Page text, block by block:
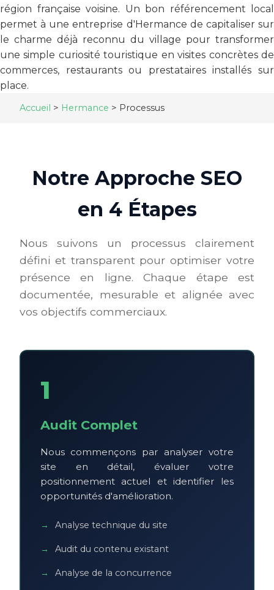
région française voisine. Un bon référencement local
permet à une entreprise d'Hermance de capitaliser sur
le charme déjà reconnu du village pour transformer
une simple curiosité touristique en visites concrètes de
commerces, restaurants ou prestataires installés sur
place.
Accueil > Hermance > Processus
Notre Approche SEO
en 4 Étapes
Nous suivons un processus clairement
défini et transparent pour optimiser votre
présence en ligne. Chaque étape est
documentée, mesurable et alignée avec
vos objectifs commerciaux.
1
Audit Complet
Nous commençons par analyser votre
site en détail, évaluer votre
positionnement actuel et identifier les
opportunités d'amélioration.
Analyse technique du site
Audit du contenu existant
Analyse de la concurrence